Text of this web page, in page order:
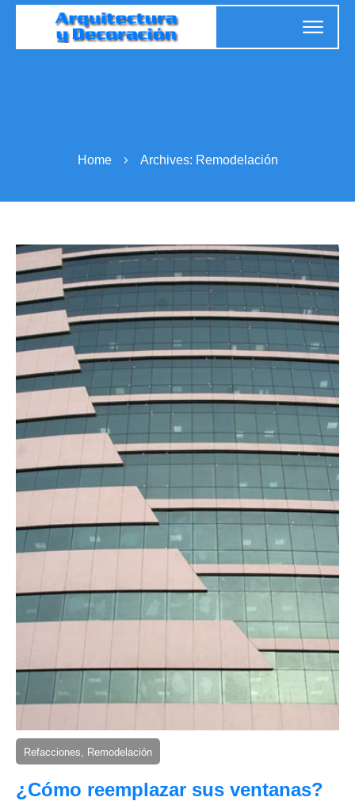
Home Archives: Remodelación
Refacciones, Remodelación
¿Cómo reemplazar sus ventanas?